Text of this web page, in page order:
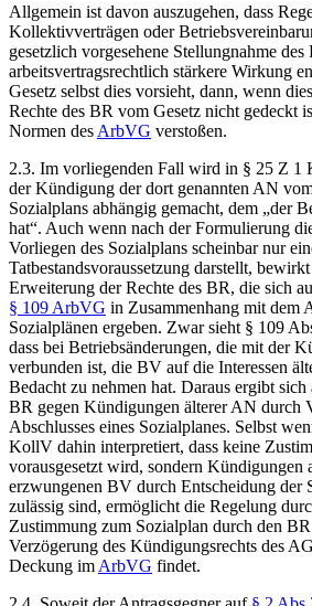
Allgemein ist davon auszugehen, dass
Kollektivverträgen oder
gesetzlich vorgesehene Stellungnahme des
arbeitsvertragsrechtlich stärkere Wirkung
Gesetz selbst dies vorsieht, dann, wenn
Rechte des BR vom Gesetz nicht gedeckt
Normen des ArbVG verstoßen.
2.3. Im vorliegenden Fall wird in § 25 Z 1
der Kündigung der dort genannten AN
Sozialplans abhängig gemacht, dem „der
hat“. Auch wenn nach der Formulierung
Vorliegen des Sozialplans scheinbar nur
Tatbestandsvoraussetzung darstellt,
Erweiterung der Rechte des BR, die sich
§ 109 ArbVG in Zusammenhang mit dem
Sozialplänen ergeben. Zwar sieht § 109
dass bei Betriebsänderungen, die mit der
verbunden ist, die BV auf die Interessen
Bedacht zu nehmen hat. Daraus ergibt
BR gegen Kündigungen älterer AN durch
Abschlusses eines Sozialplanes. Selbst
KollV dahin interpretiert, dass keine
vorausgesetzt wird, sondern Kündigungen
erzwungenen BV durch Entscheidung der
zulässig sind, ermöglicht die Regelung
Zustimmung zum Sozialplan durch den
Verzögerung des Kündigungsrechts des
Deckung im ArbVG findet.